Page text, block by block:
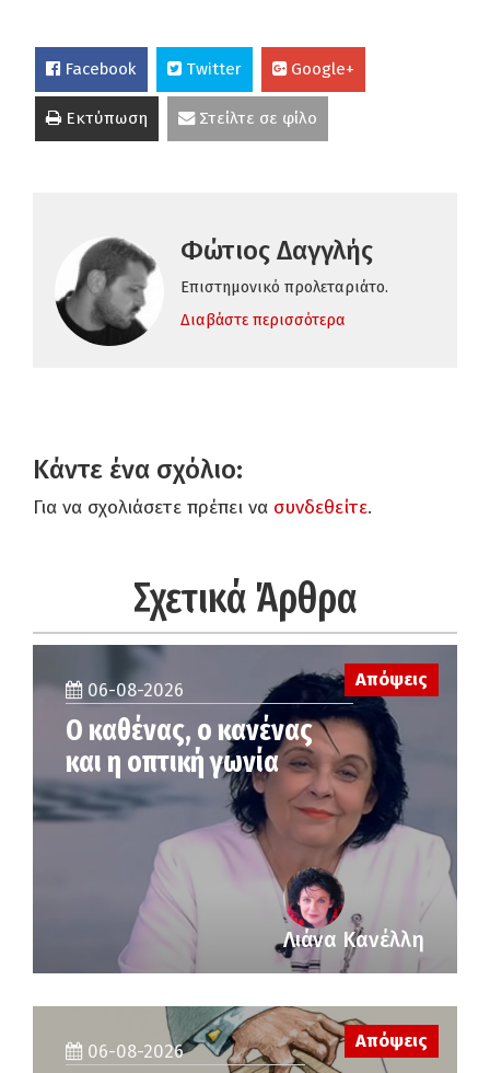
Facebook Twitter Google+
Εκτύπωση Στείλτε σε φίλο
Φώτιος Δαγγλής
Επιστημονικό προλεταριάτο.
Διαβάστε περισσότερα
Κάντε ένα σχόλιο:
Για να σχολιάσετε πρέπει να συνδεθείτε.
Σχετικά Άρθρα
Απόψεις
06-08-2026
Ο καθένας, ο κανένας
και η οπτική γωνία
Λιάνα Κανέλλη
06-08-2026
Απόψεις